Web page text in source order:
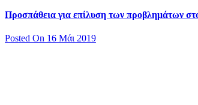
Προσπάθεια για επίλυση των προβλημάτων
Posted On 16 Μάι 2019